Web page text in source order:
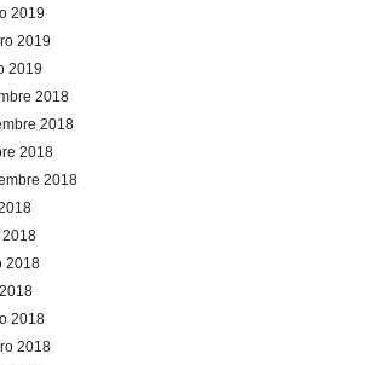
2019
2019
2019
2018
2018
2018
2018
2018
2018
2018